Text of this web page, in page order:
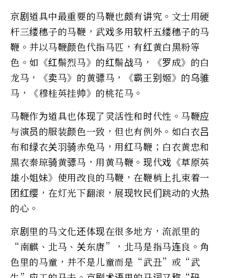
京剧道具中最重要的马鞭也颇有讲究。文士用硬
杆三缕穗子的马鞭，武戏多用软杆五缕穗子的马
鞭。并以马鞭颜色代指马匹，有红黄白黑粉等
色。如《红鬃烈马》的红鬃战马，《罗成》的白
龙马，《卖马》的黄骠马，《霸王别姬》的乌骓
马，《穆桂英挂帅》的桃花马。
马鞭作为道具也体现了灵活性和时代性。马鞭应
与演员的服装颜色一致，但也有例外。如白衣吕
布和绿衣关羽骑赤兔马，用红马鞭；白衣黄忠和
黑衣秦琼骑黄骠马，用黄马鞭。现代戏《草原英
雄小姐妹》使用改良的马鞭，在鞭梢上扎束着一
团红缨，在灯光下翻滚，展现牧民们跳动的火热
的心。
京剧里的马文化还体现在很多地方，流派里的
“南麒、北马、关东唐”，北马是指马连良。角
色里的马童，并不是儿童而是“武丑”或“武